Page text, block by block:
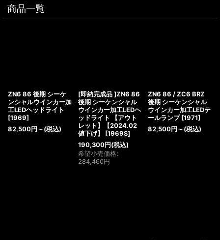
商品一覧
ZN6 86 後期 シーケ
ンシャルウインカー加
工LEDヘッドライト
[1969]
82,500円 ～ (税込)
[即納完成品 ]ZN6 86
後期 シーケンシャル
ウインカー加工LEDヘ
ッドライト 【アウト
レット】【2024.02
値下げ】
[1969S]
190,300円 (税込)
希望小売価格:
284,460円
ZN6 86 / ZC6 BRZ
後期 シーケンシャル
ウインカー加工LEDテ
ールランプ [1971]
82,500円 ～ (税込)